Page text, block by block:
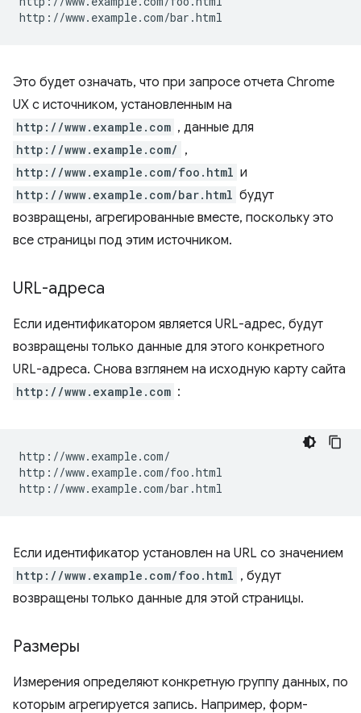
Это будет означать, что при запросе отчета Chrome
UX с источником, установленным на
http://www.example.com , данные для
http://www.example.com/ ,
http://www.example.com/foo.html и
http://www.example.com/bar.html будут
возвращены, агрегированные вместе, поскольку это
все страницы под этим источником.
URL-адреса
Если идентификатором является URL-адрес, будут
возвращены только данные для этого конкретного
URL-адреса. Снова взглянем на исходную карту сайта
http://www.example.com :
http://www.example.com/
http://www.example.com/foo.html
Если идентификатор установлен на URL со значением
http://www.example.com/foo.html , будут
возвращены только данные для этой страницы.
Размеры
Измерения определяют конкретную группу данных, по
которым агрегируется запись. Например, форм-